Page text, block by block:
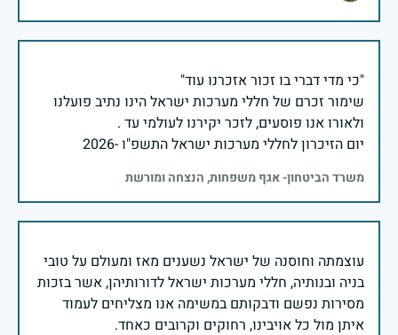
שימור זכרם של חללי מערכות ישראל הינו נתיב פועלנו
יום הזיכרון לחללי מערכות ישראל התשפ"ו -2026
משרד הביטחון- אגף משפחות, הנצחה ומורשת
עוצמתה וחוסנה של ישראל נשענים מאז ומעולם על טובי
בניה ובנותיה, חללי מערכות ישראל לדורותיהן, אשר בזכות
מסירות נפשם ודבקותם במשימה אנו מצליחים לעמוד